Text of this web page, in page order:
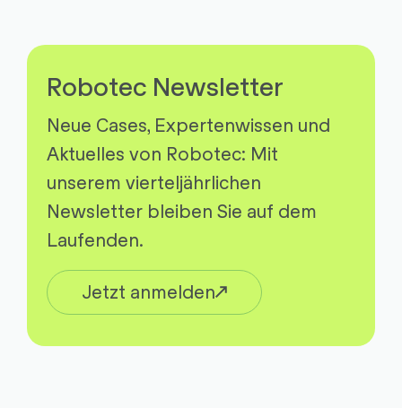
Robotec Newsletter
Neue Cases, Expertenwissen und
Aktuelles von Robotec: Mit
unserem vierteljährlichen
Newsletter bleiben Sie auf dem
Laufenden.
Jetzt anmelden